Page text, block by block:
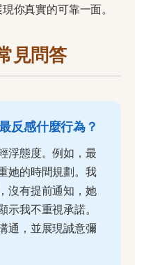
你真實的可靠一面。
見問答
反感什麼行為？
浮態度。例如，最
她的時間規劃。我
沒有提前通知，她
示我不重視承諾。
通，並展現誠意彌